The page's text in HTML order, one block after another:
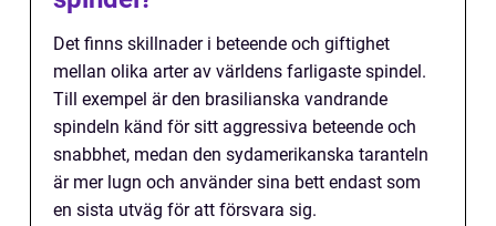
Det finns skillnader i beteende och giftighet
mellan olika arter av världens farligaste spindel.
Till exempel är den brasilianska vandrande
spindeln känd för sitt aggressiva beteende och
snabbhet, medan den sydamerikanska taranteln
är mer lugn och använder sina bett endast som
en sista utväg för att försvara sig.